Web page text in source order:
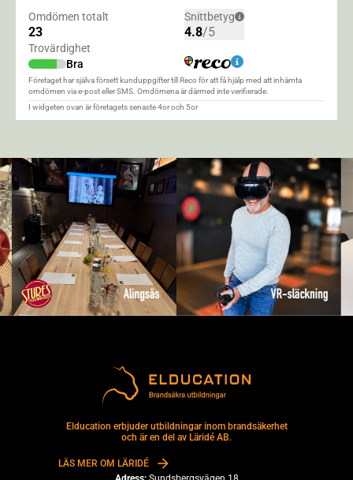
Elducation erbjuder utbildningar inom brandsäkerhet
och är en del av Läridé AB.
LÄS MER OM LÄRIDÉ